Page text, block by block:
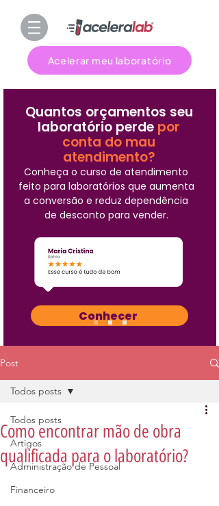
Acelerar meu laboratório
Quantos orçamentos seu
laboratório perde por
conta do mau
atendimento?
Conheça o curso de atendimento
feito para laboratórios que aumenta
a conversão e reduz dependência
de desconto para vender.
Conhecer
Post
Todos posts
Artigos
Administração de Pessoal
Financeiro
Todos posts
Como encontrar mão de obra
qualificada para o laboratório?